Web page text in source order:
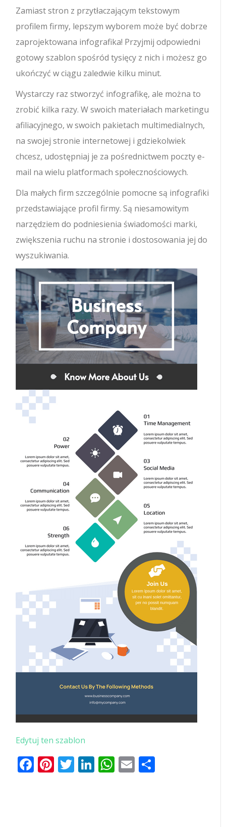
Zamiast stron z przytłaczającym tekstowym
profilem firmy, lepszym wyborem może być dobrze
zaprojektowana infografika! Przyjmij odpowiedni
gotowy szablon spośród tysięcy z nich i możesz go
ukończyć w ciągu zaledwie kilku minut.
Wystarczy raz stworzyć infografikę, ale można to
zrobić kilka razy. W swoich materiałach marketingu
afiliacyjnego, w swoich pakietach multimedialnych,
na swojej stronie internetowej i gdziekolwiek
chcesz, udostępniaj je za pośrednictwem poczty e-
mail na wielu platformach społecznościowych.
Dla małych firm szczególnie pomocne są infografiki
przedstawiające profil firmy. Są niesamowitym
narzędziem do podniesienia świadomości marki,
zwiększenia ruchu na stronie i dostosowania jej do
wyszukiwania.
Edytuj ten szablon
Facebook
Pinterest
Twitter
LinkedIn
WhatsApp
Email